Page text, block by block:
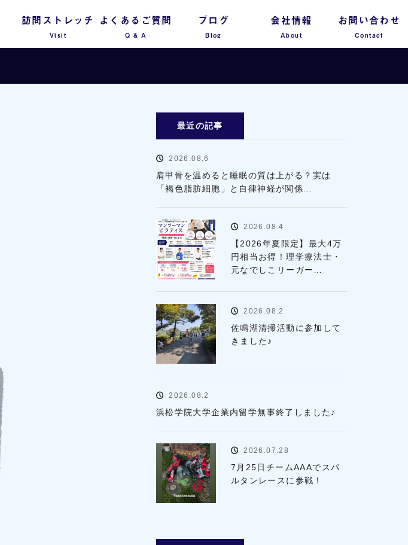
訪問ストレッチ
Visit
よくあるご質問
Q & A
ブログ
Blog
会社情報
About
お問い合わせ
Contact
最近の記事
2026.08.6
肩甲骨を温めると睡眠の質は上がる？実は
「褐色脂肪細胞」と自律神経が関係…
2026.08.4
【2026年夏限定】最大4万
円相当お得！理学療法士・
元なでしこリーガー…
2026.08.2
佐鳴湖清掃活動に参加して
きました♪
2026.08.2
浜松学院大学企業内留学無事終了しました♪
2026.07.28
7月25日チームAAAでスパ
ルタンレースに参戦！